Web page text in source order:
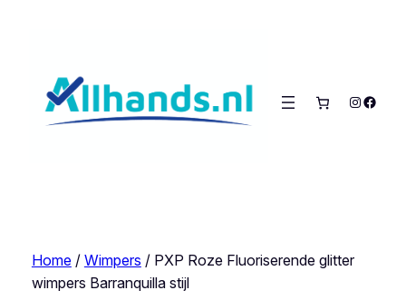
Home/ Wimpers / PXP Roze Fluoriserende glitter
wimpers Barranquilla stijl